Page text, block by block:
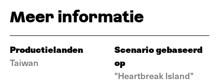
Meer informatie
Productielanden
Taiwan
Scenario gebaseerd
op
"Heartbreak Island"